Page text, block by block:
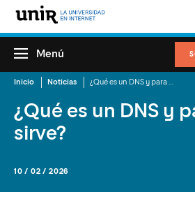
Menú
Inicio Noticias
¿Qué es un DNS y
sirve?
10 / 02 / 2026